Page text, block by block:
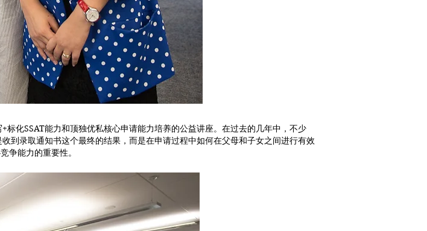
化SSAT能力和顶独优私核心申请能力培养的公益讲座。在过去的几年中，不少
到录取通知书这个最终的结果，而是在申请过程中如何在父母和子女之间进行有效
争能力的重要性。